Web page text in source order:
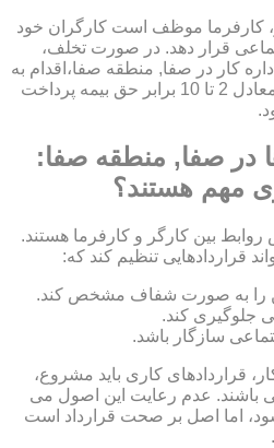
148 قانون کار، کارفرما موظف است کارگران خود
قرار دهد. در صورت تخلف،
کار در صفا, منطقه صفا،اقدام به
شکایت کند و حتی جریمه ای معادل 2 تا 10 برابر حق بیمه پرداخت
در صفا, منطقه صفا:
مهم هستند؟
روابط بین کارگر و کارفرما هستند.
قراردادهایی تنظیم کند که:
را به صورت شفاف مشخص کند.
جلوگیری کند.
سازگار باشد.
9 و 10 قانون کار، قراردادهای کاری باید مشروع،
باشند. عدم رعایت این اصول می
شود، اما اصل بر صحت قرارداد است